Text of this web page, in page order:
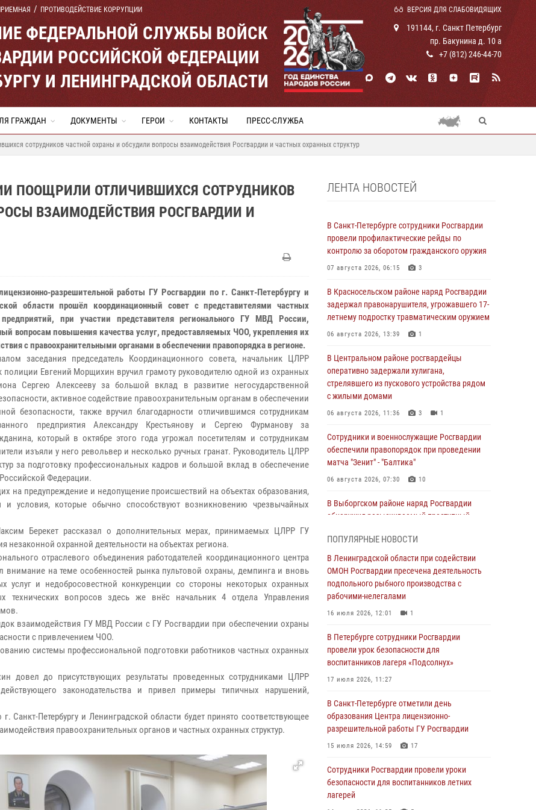
ПРОТИВОДЕЙСТВИЕ КОРРУПЦИИ ВЕРСИЯ ДЛЯ СЛАБОВИДЯЩИХ
ФЕДЕРАЛЬНОЙ СЛУЖБЫ ВОЙСК
РОССИЙСКОЙ ФЕДЕРАЦИИ
И ЛЕНИНГРАДСКОЙ ОБЛАСТИ
191144, г. Санкт Петербург
пр. Бакунина д. 10 а
+7 (812) 246-44-70
ГРАЖДАН ДОКУМЕНТЫ ГЕРОИ КОНТАКТЫ ПРЕСС-СЛУЖБА
сотрудников частной охраны и обсудили вопросы взаимодействия Росгвардии и частных охранных структур
ПООЩРИЛИ ОТЛИЧИВШИХСЯ СОТРУДНИКОВ
ВЗАИМОДЕЙСТВИЯ РОСГВАРДИИ И
разрешительной работы ГУ Росгвардии по г. Санкт-Петербургу и
области прошёл координационный совет с представителями частных
при участии представителя регионального ГУ МВД России,
вопросам повышения качества услуг, предоставляемых ЧОО, укрепления их
с правоохранительными органами в обеспечении правопорядка в регионе.
заседания председатель Координационного совета, начальник ЦЛРР
полиции Евгений Морщихин вручил грамоту руководителю одной из охранных
Сергею Алексееву за большой вклад в развитие негосударственной
активное содействие правоохранительным органам в обеспечении
безопасности, также вручил благодарности отличившимся сотрудникам
предприятия Александру Крестьянову и Сергею Фурманову за
который в октябре этого года угрожал посетителям и сотрудникам
изъяли у него револьвер и несколько ручных гранат. Руководитель ЦЛРР
за подготовку профессиональных кадров и большой вклад в обеспечение
Федерации.
на предупреждение и недопущение происшествий на объектах образования,
условия, которые обычно способствуют возникновению чрезвычайных
Берекет рассказал о дополнительных мерах, принимаемых ЦЛРР ГУ
охранной деятельности на объектах региона.
отраслевого объединения работодателей координационного центра
внимание на теме особенностей рынка пультовой охраны, демпинга и вновь
услуг и недобросовестной конкуренции со стороны некоторых охранных
вопросов здесь же внёс начальник 4 отдела Управления
взаимодействия ГУ МВД России с ГУ Росгвардии при обеспечении охраны
с привлечением ЧОО.
системы профессиональной подготовки работников частных охранных
довел до присутствующих результаты проведенных сотрудниками ЦЛРР
законодательства и привел примеры типичных нарушений,
Петербургу и Ленинградской области будет принято соответствующее
правоохранительных органов и частных охранных структур.
ЛЕНТА НОВОСТЕЙ
В Санкт-Петербурге сотрудники Росгвардии
провели профилактические рейды по
контролю за оборотом гражданского оружия
07 августа 2026, 06:15 3
В Красносельском районе наряд Росгвардии
задержал правонарушителя, угрожавшего 17-
летнему подростку травматическим оружием
06 августа 2026, 13:39 1
В Центральном районе росгвардейцы
оперативно задержали хулигана,
стрелявшего из пускового устройства рядом
с жилыми домами
06 августа 2026, 11:36 3 1
Сотрудники и военнослужащие Росгвардии
обеспечили правопорядок при проведении
матча "Зенит" - "Балтика"
06 августа 2026, 07:30 10
В Выборгском районе наряд Росгвардии
обнаружил разыскиваемый преступный
Петербургские росгвардейцы обнаружили
объявленный в розыск автомобиль, ранее
использовавшийся при совершении кражи в
В Зеленогорске сотрудники Росгвардии, став
очевидцами серьезного ДТП, вызвали на
пострадавшим
03 августа 2026, 14:15 3 1
Росгвардейцы приняли участие в Большом
03 августа 2026, 13:26 5
В Ленинградской области сотрудники
Росгвардии обнаружили пропавшего
ПОПУЛЯРНЫЕ НОВОСТИ
В Ленинградской области при содействии
ОМОН Росгвардии пресечена деятельность
подпольного рыбного производства с
рабочими-нелегалами
16 июля 2026, 12:01 1
В Петербурге сотрудники Росгвардии
провели урок безопасности для
воспитанников лагеря «Подсолнух»
17 июля 2026, 11:27
В Санкт-Петербурге отметили день
образования Центра лицензионно-
разрешительной работы ГУ Росгвардии
15 июля 2026, 14:59 17
Сотрудники Росгвардии провели уроки
безопасности для воспитанников летних
лагерей